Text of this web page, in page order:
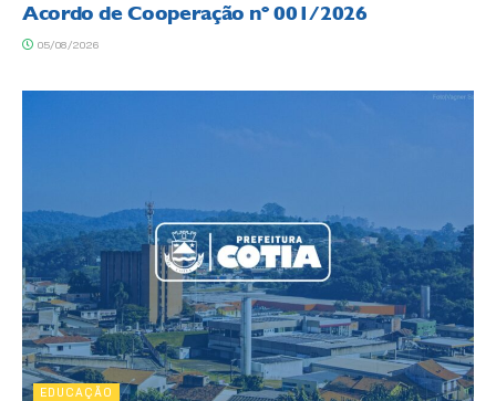
Acordo de Cooperação nº 001/2026
05/08/2026
EDUCAÇÃO